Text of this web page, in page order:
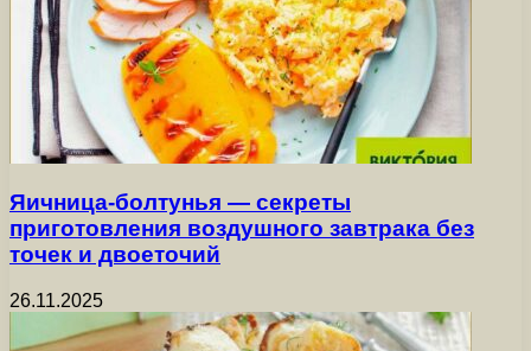
Яичница-болтунья — секреты
приготовления воздушного завтрака без
точек и двоеточий
26.11.2025